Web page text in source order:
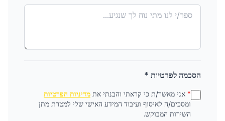
הסכמה לפרטיות *
* אני מאשר/ת כי קראתי והבנתי את מדיניות הפרטיות
ומסכים/ה לאיסוף ועיבוד המידע האישי שלי למטרת מתן
השירות המבוקש.